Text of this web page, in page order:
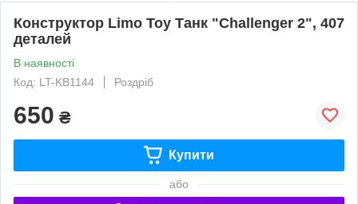
Конструктор Limo Toy Танк "Challenger 2", 407
деталей
В наявності
Код: LT-KB1144
Роздріб
650 ₴
Купити
або